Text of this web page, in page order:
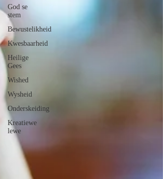
God se
stem
Bewustelikheid
Kwesbaarheid
Heilige
Gees
Wished
Wysheid
Onderskeiding
Kreatiewe
lewe